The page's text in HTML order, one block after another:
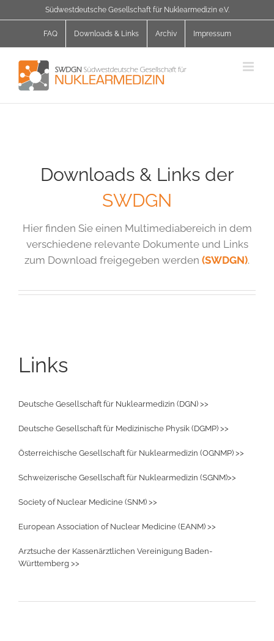
Inhalt
Südwestdeutsche Gesellschaft für Nuklearmedizin e.V.
FAQ Downloads & Links Archiv Impressum
Downloads & Links der
SWDGN
Hier finden Sie einen Multimediabereich in dem
verschiedene relevante Dokumente und Links
zum Download freigegeben werden (SWDGN).
Links
Deutsche Gesellschaft für Nuklearmedizin (DGN) >>
Deutsche Gesellschaft für Medizinische Physik (DGMP) >>
Österreichische Gesellschaft für Nuklearmedizin (OGNMP) >>
Schweizerische Gesellschaft für Nuklearmedizin (SGNM)>>
Society of Nuclear Medicine (SNM) >>
European Association of Nuclear Medicine (EANM) >>
Arztsuche der Kassenärztlichen Vereinigung Baden-
Württemberg >>